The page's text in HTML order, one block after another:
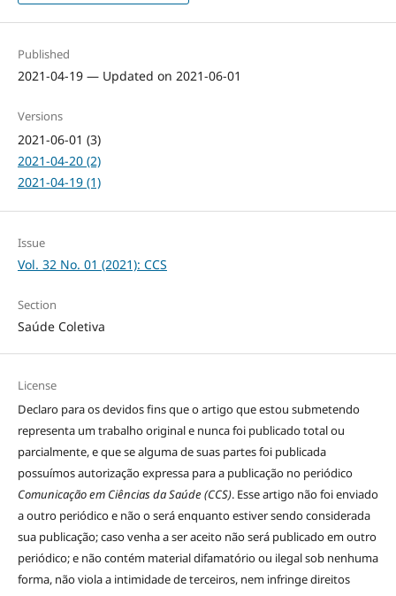
Published
2021-04-19 — Updated on 2021-06-01
Versions
2021-06-01 (3)
2021-04-20 (2)
2021-04-19 (1)
Issue
Vol. 32 No. 01 (2021): CCS
Section
Saúde Coletiva
License
Declaro para os devidos fins que o artigo que estou submetendo
representa um trabalho original e nunca foi publicado total ou
parcialmente, e que se alguma de suas partes foi publicada
possuímos autorização expressa para a publicação no periódico
Comunicação em Ciências da Saúde (CCS). Esse artigo não foi enviado
a outro periódico e não o será enquanto estiver sendo considerada
sua publicação; caso venha a ser aceito não será publicado em outro
periódico; e não contém material difamatório ou ilegal sob nenhuma
forma, não viola a intimidade de terceiros, nem infringe direitos